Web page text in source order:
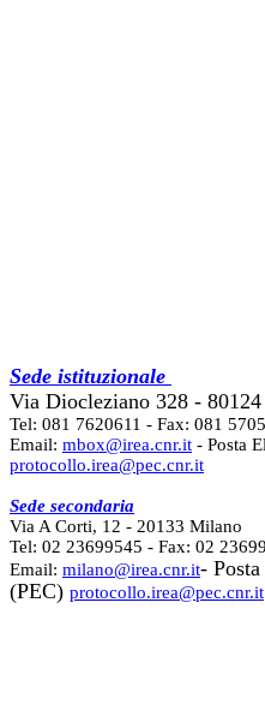
Sede istituzionale
Via Diocleziano 328 -
Tel: 081 7620611 - Fax: 081
Email: mbox@irea.cnr.it - Posta
protocollo.irea@pec.cnr.it
Sede secondaria
Via A Corti, 12 - 20133 Milano
Tel: 02 23699545 - Fax: 02
Email: milano@irea.cnr.it-
(PEC) protocollo.irea@pec.cnr.it